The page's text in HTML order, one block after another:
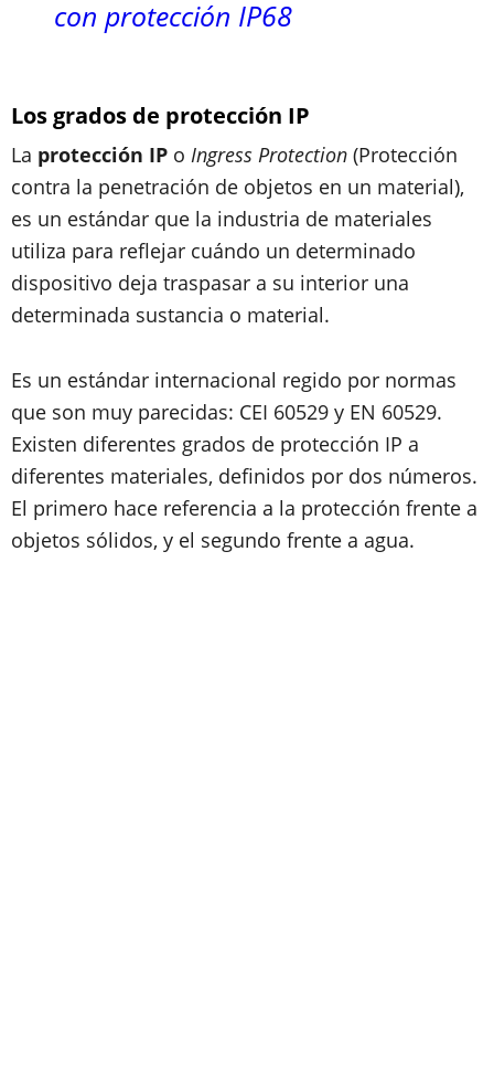
con protección IP68
Los grados de protección IP
La protección IP o Ingress Protection (Protección
contra la penetración de objetos en un material),
es un estándar que la industria de materiales
utiliza para reflejar cuándo un determinado
dispositivo deja traspasar a su interior una
determinada sustancia o material.
Es un estándar internacional regido por normas
que son muy parecidas: CEI 60529 y EN 60529.
Existen diferentes grados de protección IP a
diferentes materiales, definidos por dos números.
El primero hace referencia a la protección frente a
objetos sólidos, y el segundo frente a agua.